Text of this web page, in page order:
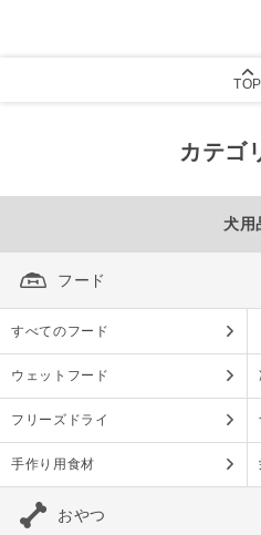
TOP
カテゴ
犬用
フード
すべてのフード
ウェットフード
フリーズドライ
手作り用食材
おやつ